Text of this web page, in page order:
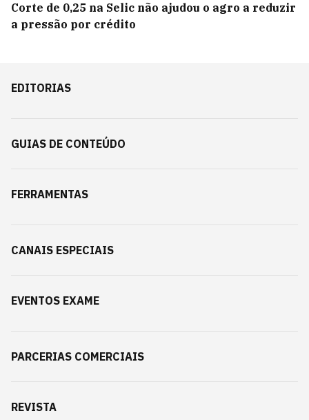
Corte de 0,25 na Selic não ajudou o agro a reduzir
a pressão por crédito
EDITORIAS
GUIAS DE CONTEÚDO
FERRAMENTAS
CANAIS ESPECIAIS
EVENTOS EXAME
PARCERIAS COMERCIAIS
REVISTA